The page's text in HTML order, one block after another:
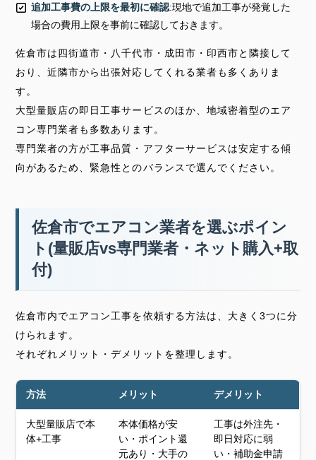
追加工事費の上限を最初に確認:現地で追加工事が発覚した
場合の費用上限を事前に確認しておきます。
佐倉市は四街道市・八千代市・成田市・印西市と隣接して
おり、近隣市から出張対応してくれる業者も多くありま
す。
大型量販店の即日工事サービスのほか、地域密着型のエア
コン専門業者も多数あります。
専門業者の方が工事品質・アフターサービスは安定する傾
向があるため、緊急性とのバランスで選んでください。
佐倉市でエアコン業者を選ぶポイン
ト(量販店vs専門業者・ネット購入+取
付)
佐倉市内でエアコン工事を依頼する方法は、大きく3つに分
けられます。
それぞれメリット・デメリットを整理します。
方法 メリット デメリット
大型量販店で本
体+工事
本体価格が安
い・ポイント還
元あり・大手の
工事は外注先・
即日対応に弱
い・補助金申請